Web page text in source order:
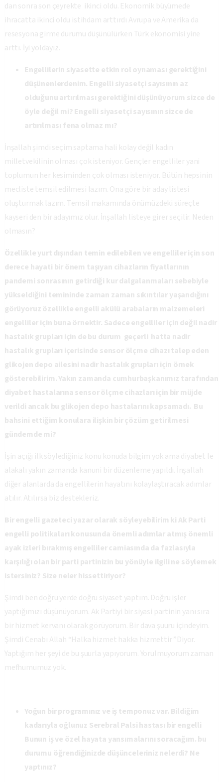
dan sonra son çeyrekte ikinci oldu. Ekonomik büyümede
ihracatta ikinci oldu istihdam arttırdı Avrupa ve Amerika da
resesyona girme durumu düşünülürken Türk ekonomisi yine
arttı. İyi yoldayız.
Engellilerin siyasette etkin rol oynaması gerektiğini
düşünenlerdenim. Engelli siyasetçi sayısının az
olduğunu artırılması gerektiğini düşünüyorum sizce de
öyle değil mi? Engelli siyasetçi sayısının sizce de
artırılması fena olmaz mı?
İnşallah şimdi seçim saptama hali kolay değil kadın
milletvekilinin olması çok isteniyor. Gençler engelliler yani
toplumun her kesiminden çok olması isteniyor. Bütün hepsinin
mecliste temsil edilmesi lazım. Ona göre bir aday listesi
oluşturmak lazım. Temsil makamında önümüzdeki süreçte
kayseri den bir adayımız olur. İnşallah listeye girer seçilir. Neden
olmasın?
Özellikle yurt dışından temin edilebilen ve engelliler için son
derece hayati bir önem taşıyan cihazların fiyatlarının
pandemi sonrasının getirdiği kur dalgalanmaları sebebiyle
yükseldiğini temininde zaman zaman sıkıntılar yaşandığını
görüyoruz özellikle engelli akülü arabaların malzemeleri
engelliler için buna örnektir. Sadece engelliler için değil nadir
hastalık grupları için de bu durum geçerli hatta nadir
hastalık grupları içerisinde sensor ölçme cihazı talep eden
glikojen depo ailesini nadir hastalık grupları için örnek
gösterebilirim. Yakın zamanda cumhurbaşkanımız tarafından
diyabet hastalarına sensor ölçme cihazları için bir müjde
verildi ancak bu glikojen depo hastalarını kapsamadı. Bu
bahsini ettiğim konulara ilişkin bir çözüm getirilmesi
gündemde mi?
İşin açığı ilk söylediğiniz konu konuda bilgim yok ama diyabet le
alakalı yakın zamanda kanuni bir düzenleme yapıldı. İnşallah
diğer alanlarda da engellilerin hayatını kolaylaştıracak adımlar
atılır. Atılırsa biz destekleriz.
Bir engelli gazeteci yazar olarak söyleyebilirim ki Ak Parti
engelli politikaları konusunda önemli adımlar atmış önemli
ayak izleri bırakmış engelliler camiasında da fazlasıyla
karşılığı olan bir parti partinizin bu yönüyle ilgili ne söylemek
istersiniz? Size neler hissettiriyor?
Şimdi ben doğru yerde doğru siyaset yaptım. Doğru işler
yaptığımızı düşünüyorum. Ak Partiyi bir siyasi partinin yanı sıra
bir hizmet kervanı olarak görüyorum. Bir dava şuuru içindeyim.
Şimdi Cenabı Allah “Halka hizmet hakka hizmettir ”Diyor.
Yaptığım her şeyi de bu şuurla yapıyorum. Yorulmuyorum zaman
mefhumumuz yok.
Yoğun bir programınız ve iş temponuz var. Bildiğim
kadarıyla oğlunuz Serebral Palsi hastası bir engelli
Bunun iş ve özel hayata yansımalarını soracağım. bu
durumu öğrendiğinizde düşünceleriniz nelerdi? Ne
yaptınız?